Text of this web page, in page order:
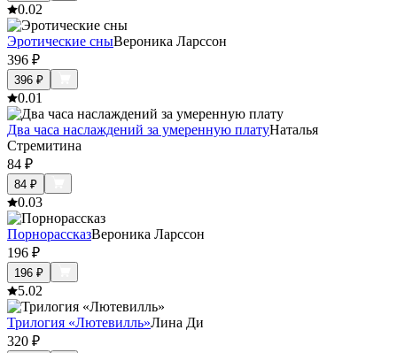
0.02
Эротические сныВероника Ларссон
396 ₽
396 ₽
0.01
Два часа наслаждений за умеренную платуНаталья
Стремитина
84 ₽
84 ₽
0.03
ПорнорассказВероника Ларссон
196 ₽
196 ₽
5.02
Трилогия «Лютевилль»Лина Ди
320 ₽